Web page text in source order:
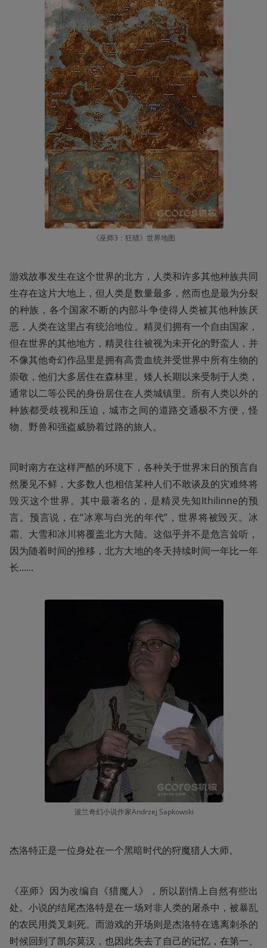
《巫师3：狂猎》世界地图
游戏故事发生在这个世界的北方，人类和许多其他种族共同
生存在这片大地上，但人类是数量最多，然而也是最为分裂
的种族，各个国家不断的内部斗争使得人类被其他种族厌
恶，人类在这里占有统治地位。精灵们拥有一个自由国家，
但在世界的其他地方，精灵往往被视为未开化的野蛮人，并
不像其他奇幻作品里是拥有高贵血统并受世界中所有生物的
崇敬，他们大多居住在森林里。矮人长期以来受制于人类，
通常以二等公民的身份居住在人类城镇里。所有人类以外的
种族都受歧视和压迫，城市之间的道路交通极不方便，怪
物、野兽和强盗威胁着过路的旅人。
同时南方在这样严酷的环境下，各种关于世界末日的预言自
然屡见不鲜，大多数人也相信某种人们不敢谈及的灾难终将
毁灭这个世界。其中最著名的，是精灵先知Ithilinne的预
言。预言说，在“冰寒与白光的年代”，世界将被毁灭。冰
霜、大雪和冰川将覆盖北方大陆。这似乎并不是危言耸听，
因为随着时间的推移，北方大地的冬天持续时间一年比一年
长......
波兰奇幻小说作家Andrzej Sapkowski
杰洛特正是一位身处在一个黑暗时代的狩魔猎人大师。
《巫师》因为改编自《猎魔人》，所以剧情上自然有些出
处。小说的结尾杰洛特是在一场对非人类的屠杀中，被暴乱
的农民用粪叉刺死。而游戏的开场则是杰洛特在逃离刺杀的
时候回到了凯尔莫汉，也因此失去了自己的记忆，在第一、